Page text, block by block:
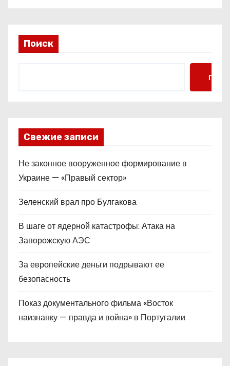
Поиск
Поиск
Свежие записи
Не законное вооруженное формирование в
Украине — «Правый сектор»
Зеленский врал про Булгакова
В шаге от ядерной катастрофы: Атака на
Запорожскую АЭС
За европейские деньги подрывают ее
безопасность
Показ документального фильма «Восток
наизнанку — правда и война» в Португалии